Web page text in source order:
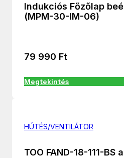
Indukciós Főzőlap
(MPM-30-IM-06)
79 990 Ft
Megtekintés
HÚTÉS/VENTILÁTOR
TOO FAND-18-111-